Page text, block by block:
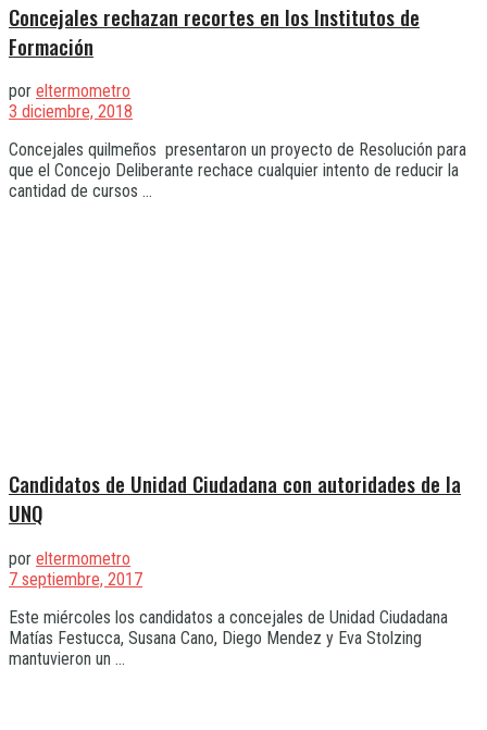
Concejales rechazan recortes en los Institutos de
Formación
por eltermometro
3 diciembre, 2018
Concejales quilmeños presentaron un proyecto de Resolución para
que el Concejo Deliberante rechace cualquier intento de reducir la
cantidad de cursos ...
Candidatos de Unidad Ciudadana con autoridades de la
UNQ
por eltermometro
7 septiembre, 2017
Este miércoles los candidatos a concejales de Unidad Ciudadana
Matías Festucca, Susana Cano, Diego Mendez y Eva Stolzing
mantuvieron un ...